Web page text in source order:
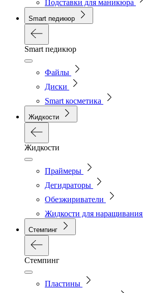
Подставки для маникюра
Smart педикюр
Smart педикюр
Файлы
Диски
Smart косметика
Жидкости
Жидкости
Праймеры
Дегидраторы
Обезжириватели
Жидкости для наращивания
Стемпинг
Стемпинг
Пластины